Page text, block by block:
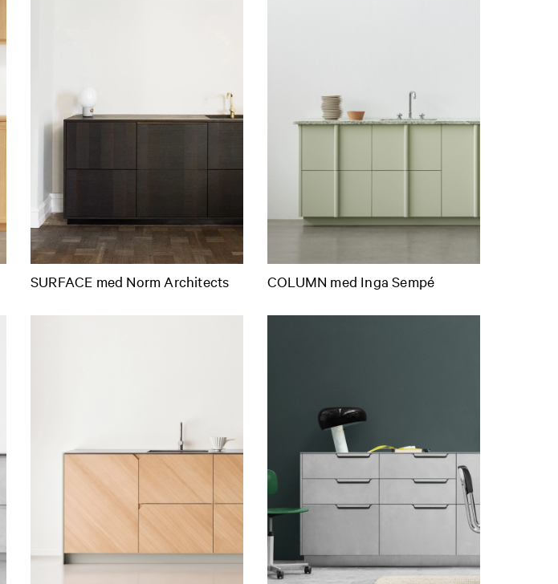
SURFACE med Norm Architects COLUMN med Inga Sempé